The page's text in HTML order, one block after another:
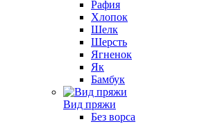
Рафия
Хлопок
Шелк
Шерсть
Ягненок
Як
Бамбук
Вид пряжи
Без ворса